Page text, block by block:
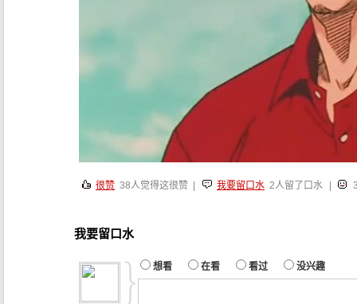
很赞 38人觉得这很赞 | 我要留口水 2人留了口水
我要留口水
想看 在看 看过 没兴趣